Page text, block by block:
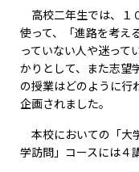
高校二年生では、１
使って、「進路を考え
っていない人や迷って
かりとして、また志望
の授業はどのように行
企画されました。
本校においての「大
学訪問」コースには４